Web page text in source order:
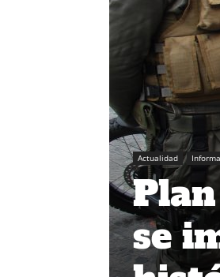
Actualidad
se